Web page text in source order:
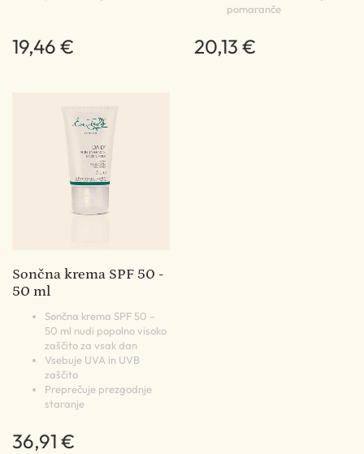
19,46 €
pomaranče
20,13 €
Sončna krema SPF 50 -
50 ml
Sončna krema SPF 50 –
50 ml nudi popolno visoko
zaščito za vsak dan
Vsebuje UVA in UVB
zaščito
Preprečuje prezgodnje
staranje
36,91 €